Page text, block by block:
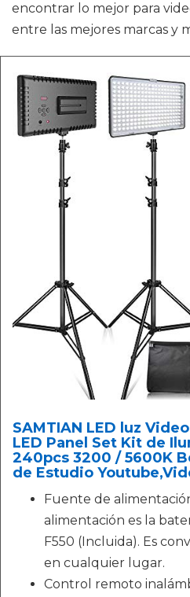
encontrar lo mejor para
entre las mejores marcas y
SAMTIAN LED luz
LED Panel Set Kit de
240pcs 3200 / 5600K
de Estudio
Fuente de
alimentación es la
F550 (Incluida). Es
en cualquier lugar.
Control remoto